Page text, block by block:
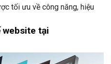
tối ưu về công năng, hiệu
website tại